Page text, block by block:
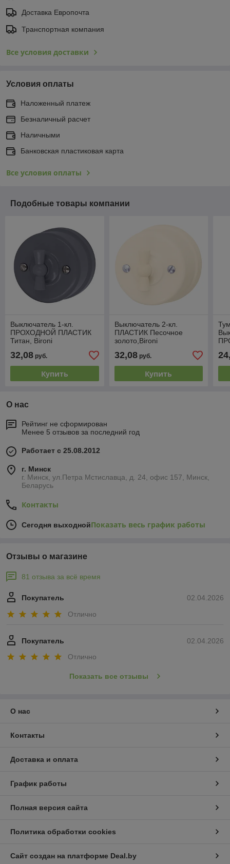
Доставка Европочта
Транспортная компания
Все условия доставки
Условия оплаты
Наложенный платеж
Безналичный расчет
Наличными
Банковская пластиковая карта
Все условия оплаты
Подобные товары компании
Выключатель 1-кл.
ПРОХОДНОЙ ПЛАСТИК
Титан, Bironi
32,08 руб.
Купить
Выключатель 2-кл.
ПЛАСТИК Песочное
золото,Bironi
32,08руб.
Купить
О нас
Рейтинг не сформирован
Менее 5 отзывов за последний год
Работает с 25.08.2012
г. Минск
г. Минск, ул.Петра Мстиславца, д. 24, офис 157, Минск,
Беларусь
Контакты
Сегодня выходнойПоказать весь график работы
Отзывы о магазине
81 отзыва за всё время
02.04.2026
Покупатель
Отлично
02.04.2026
Покупатель
Отлично
Показать все отзывы
О нас
Контакты
Доставка и оплата
График работы
Полная версия сайта
Политика обработки cookies
Сайт создан на платформе Deal.by